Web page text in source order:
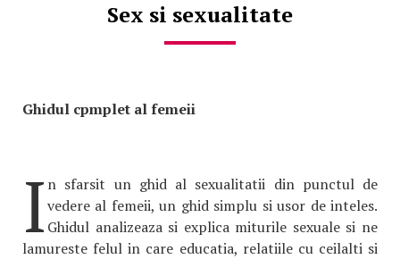
Sex si sexualitate
Ghidul cpmplet al femeii
I n sfarsit un ghid al sexualitatii din punctul de
vedere al femeii, un ghid simplu si usor de inteles.
Ghidul analizeaza si explica miturile sexuale si ne
lamureste felul in care educatia, relatiile cu ceilalti si